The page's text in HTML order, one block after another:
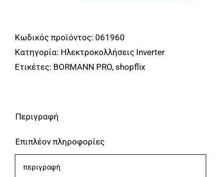
Ηλεκτροκόλληση
Inverter
Απόδοση
Μεγ.Ηλεκτρόδιο
BORMANN
Pro
ποσότητα
Κωδικός προϊόντος: 061960
Κατηγορία: Ηλεκτροκολλήσεις Inverter
Ετικέτες: BORMANN PRO, shopflix
Περιγραφή
Επιπλέον πληροφορίες
περιγραφή